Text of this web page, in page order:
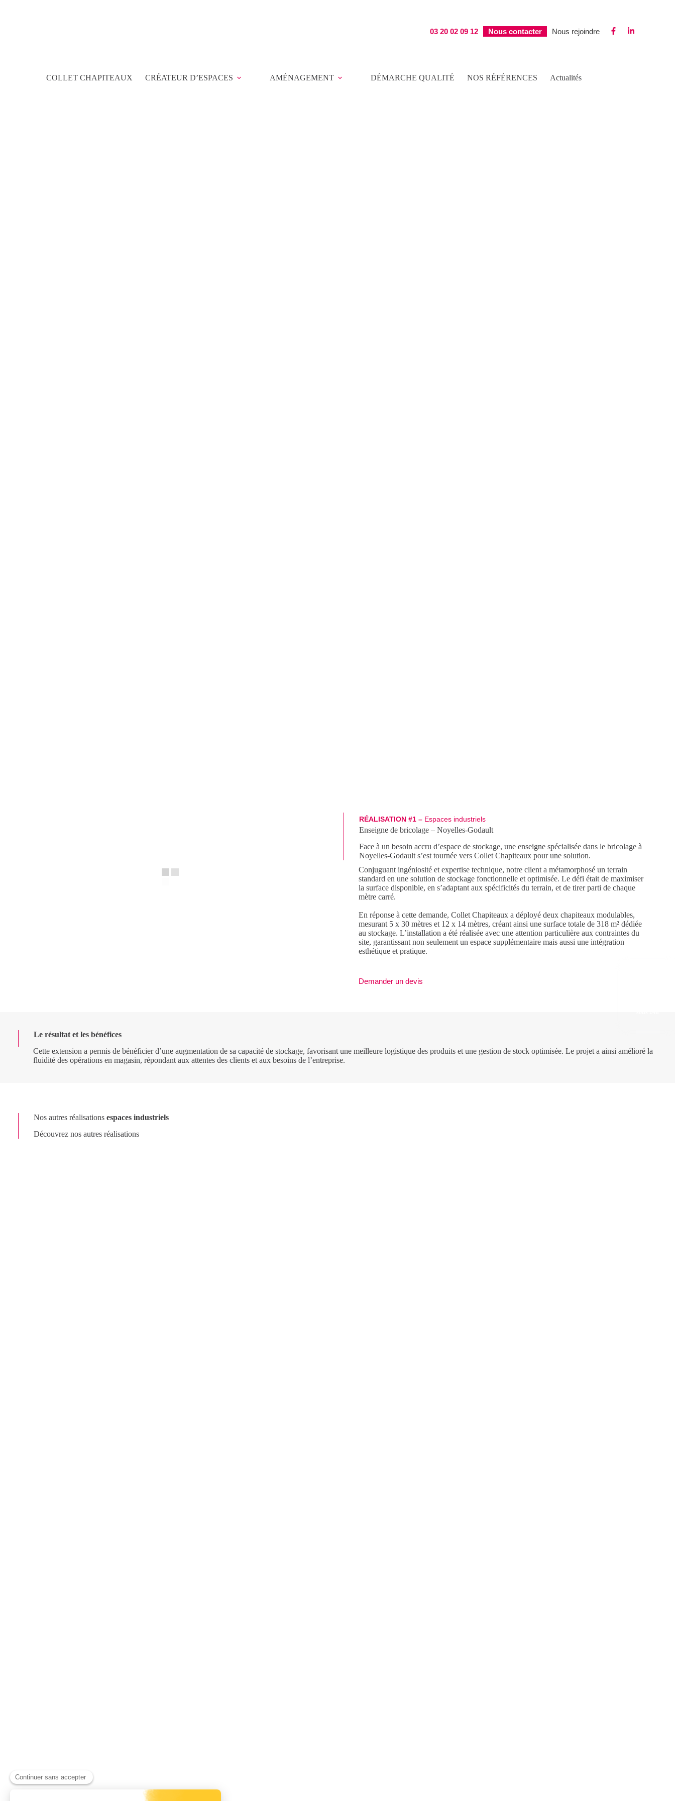
03 20 02 09 12
Nous contacter Nous rejoindre
COLLET CHAPITEAUX CRÉATEUR D’ESPACES AMÉNAGEMENT DÉMARCHE QUALITÉ NOS RÉFÉRENCES Actualités
RÉALISATION #1 – Espaces industriels
Enseigne de bricolage – Noyelles-Godault
Face à un besoin accru d’espace de stockage, une enseigne spécialisée dans le bricolage à
Noyelles-Godault s’est tournée vers Collet Chapiteaux pour une solution.
Conjuguant ingéniosité et expertise technique, notre client a métamorphosé un terrain
standard en une solution de stockage fonctionnelle et optimisée. Le défi était de maximiser
la surface disponible, en s’adaptant aux spécificités du terrain, et de tirer parti de chaque
mètre carré.
En réponse à cette demande, Collet Chapiteaux a déployé deux chapiteaux modulables,
mesurant 5 x 30 mètres et 12 x 14 mètres, créant ainsi une surface totale de 318 m² dédiée
au stockage. L’installation a été réalisée avec une attention particulière aux contraintes du
site, garantissant non seulement un espace supplémentaire mais aussi une intégration
esthétique et pratique.
Demander un devis
Le résultat et les bénéfices
Cette extension a permis de bénéficier d’une augmentation de sa capacité de stockage, favorisant une meilleure logistique des produits et une gestion de stock optimisée. Le projet a ainsi amélioré la
fluidité des opérations en magasin, répondant aux attentes des clients et aux besoins de l’entreprise.
Nos autres réalisations espaces industriels
Découvrez nos autres réalisations